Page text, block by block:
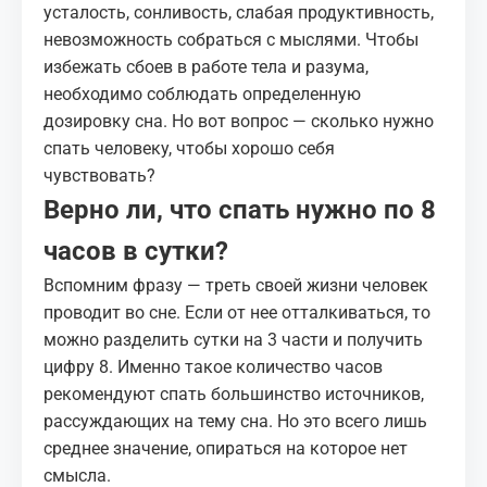
усталость, сонливость, слабая продуктивность,
невозможность собраться с мыслями. Чтобы
избежать сбоев в работе тела и разума,
необходимо соблюдать определенную
дозировку сна. Но вот вопрос — сколько нужно
спать человеку, чтобы хорошо себя
чувствовать?
Верно ли, что спать нужно по 8
часов в сутки?
Вспомним фразу — треть своей жизни человек
проводит во сне. Если от нее отталкиваться, то
можно разделить сутки на 3 части и получить
цифру 8. Именно такое количество часов
рекомендуют спать большинство источников,
рассуждающих на тему сна. Но это всего лишь
среднее значение, опираться на которое нет
смысла.